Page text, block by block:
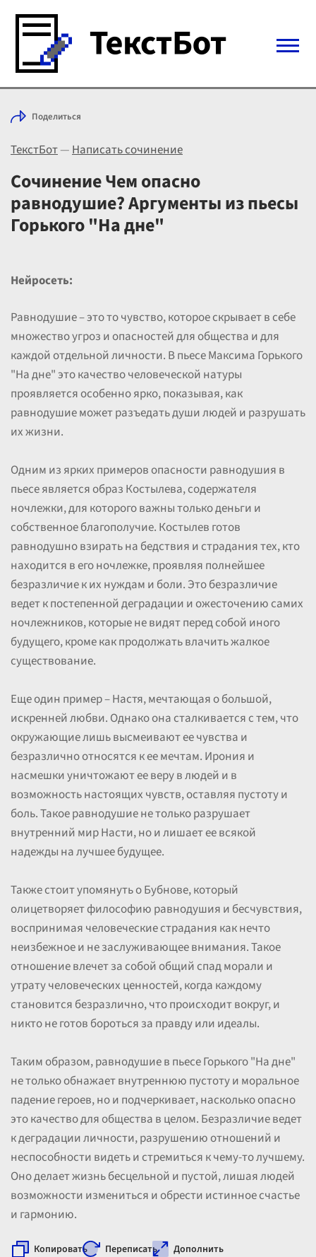
Войти с Telegram
Выбрать режим
Цены
Поделиться
ТекстБот—Написать сочинение
Сочинение Чем опасно
равнодушие? Аргументы из пьесы
Горького "На дне"
Нейросеть:
Равнодушие – это то чувство, которое скрывает в себе
множество угроз и опасностей для общества и для
каждой отдельной личности. В пьесе Максима Горького
"На дне" это качество человеческой натуры
проявляется особенно ярко, показывая, как
равнодушие может разъедать души людей и разрушать
их жизни.
Одним из ярких примеров опасности равнодушия в
пьесе является образ Костылева, содержателя
ночлежки, для которого важны только деньги и
собственное благополучие. Костылев готов
равнодушно взирать на бедствия и страдания тех, кто
находится в его ночлежке, проявляя полнейшее
безразличие к их нуждам и боли. Это безразличие
ведет к постепенной деградации и ожесточению самих
ночлежников, которые не видят перед собой иного
будущего, кроме как продолжать влачить жалкое
существование.
Еще один пример – Настя, мечтающая о большой,
искренней любви. Однако она сталкивается с тем, что
окружающие лишь высмеивают ее чувства и
безразлично относятся к ее мечтам. Ирония и
насмешки уничтожают ее веру в людей и в
возможность настоящих чувств, оставляя пустоту и
боль. Такое равнодушие не только разрушает
внутренний мир Насти, но и лишает ее всякой
надежды на лучшее будущее.
Также стоит упомянуть о Бубнове, который
олицетворяет философию равнодушия и бесчувствия,
воспринимая человеческие страдания как нечто
неизбежное и не заслуживающее внимания. Такое
отношение влечет за собой общий спад морали и
утрату человеческих ценностей, когда каждому
становится безразлично, что происходит вокруг, и
никто не готов бороться за правду или идеалы.
Таким образом, равнодушие в пьесе Горького "На дне"
не только обнажает внутреннюю пустоту и моральное
падение героев, но и подчеркивает, насколько опасно
это качество для общества в целом. Безразличие ведет
к деградации личности, разрушению отношений и
неспособности видеть и стремиться к чему-то лучшему.
Оно делает жизнь бесцельной и пустой, лишая людей
возможности измениться и обрести истинное счастье
и гармонию.
Копировать Переписать Дополнить